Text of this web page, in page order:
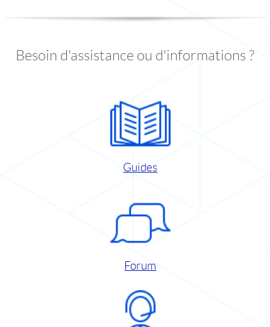
Besoin d'assistance ou d'informations ?
Guides
Forum